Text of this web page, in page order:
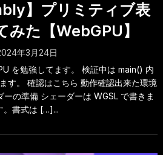
】プリミティブ表
みた【WebGPU】
年3月24日
を勉強してます。 検証中は main() 内
す。 確認はこちら 動作確認出来た環境
の準備 シェーダーは WGSL で書きま
。書式は […]...